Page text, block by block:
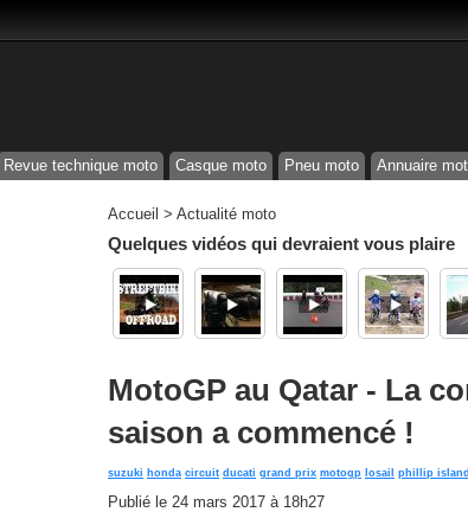
Revue technique moto Casque moto Pneu moto Annuaire
Accueil > Actualité moto
Quelques vidéos qui devraient vous plaire
MotoGP au Qatar - La
saison a commencé !
suzuki honda circuit ducati grand prix motogp losail phillip island
Publié le 24 mars 2017 à 18h27